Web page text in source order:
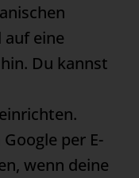
eine
Du kannst
per E-
wenn deine